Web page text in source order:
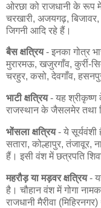
ओरछा को राजधानी के रूप
चरखारी, अजयगढ़,
जिगनी आदि रहे हैं।
बैस क्षत्रिय- इनका गोत्र
मुरारमऊ, खजुरगाँव, कुर्री-
चरहुर, कसो, देवगाँव,
भाटी क्षत्रिय- यह श्रीकृष्ण
राजस्थान के जैसलमेर तथा
भोंसला क्षत्रिय- ये सूर्यवंशी
सतारा, कोल्हापुर, तंजावूर,
हैं। इसी वंश में छत्रपति
महरौड़ या मड़वर क्षत्रिय-
है। चौहान वंश में गोगा
राजधानी मैरीवा